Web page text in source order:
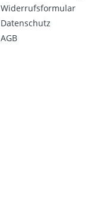
Widerrufsformular
Datenschutz
AGB